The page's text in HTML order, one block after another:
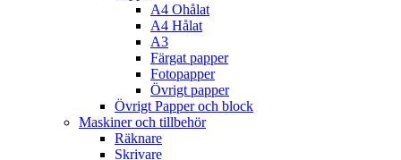
A4 Ohålat
A4 Hålat
A3
Färgat papper
Fotopapper
Övrigt papper
Övrigt Papper och block
Maskiner och tillbehör
Räknare
Skrivare